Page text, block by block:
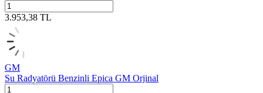
3.953,38 TL
GM
Su Radyatörü Benzinli Epica GM Orjinal